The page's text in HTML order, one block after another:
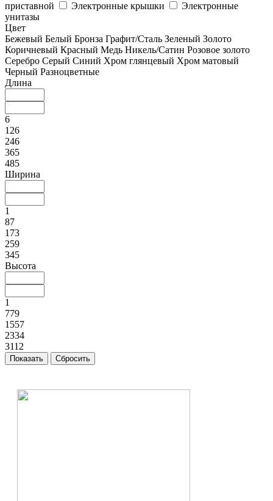
приставной
Электронные крышки
Электронные
унитазы
Цвет
Бежевый Белый Бронза Графит/Сталь Зеленый Золото
Коричневый Красный Медь Никель/Сатин Розовое золото
Серебро Серый Синий Хром глянцевый Хром матовый
Черный Разноцветные
Длина
6
126
246
365
485
Ширина
1
87
173
259
345
Высота
1
779
1557
2334
3112